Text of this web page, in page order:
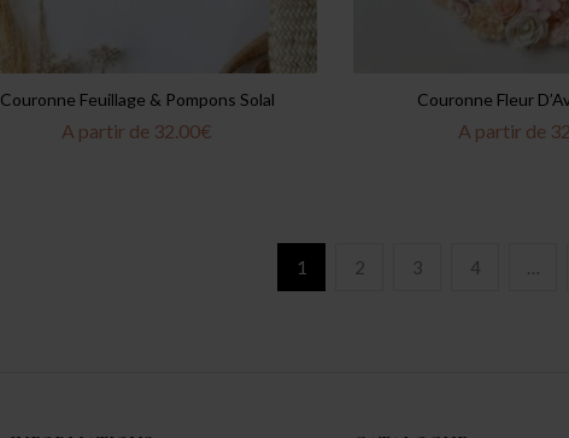
Couronne Feuillage & Pompons Solal
A partir de 32.00€
Couronne Fleur
A partir de
1 2 3 4 …